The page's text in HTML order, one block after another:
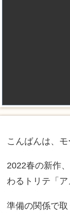
こんばんは、
2022春の新作
わるトリテ「ア
準備の関係で